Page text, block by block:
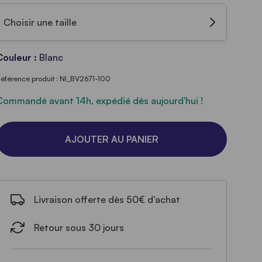
Choisir une taille
: Blanc
produit : NI_BV2671-100
avant 14h, expédié dès aujourd'hui !
AJOUTER AU PANIER
Livraison offerte dès 50€ d'achat
Retour sous 30 jours